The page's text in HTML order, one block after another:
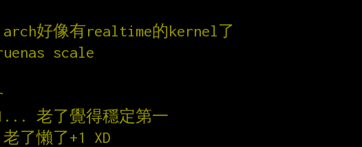
好像有realtime的kernel了
scale
老了覺得穩定第一
了懶了+1 XD